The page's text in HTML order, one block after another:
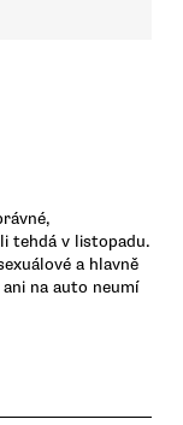
tehdá v listopadu.
a hlavně
na auto neumí